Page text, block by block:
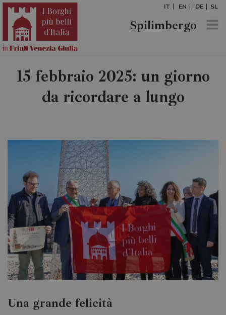
IT EN DE SL
Spilimbergo
15 febbraio 2025: un giorno
da ricordare a lungo
Una grande felicità